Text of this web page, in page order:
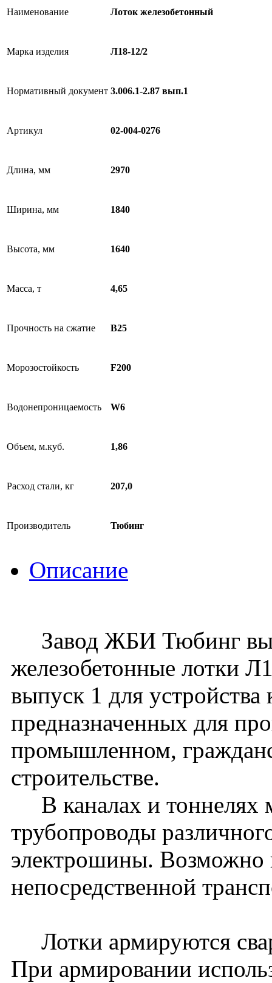
Наименование Лоток железобетонный
Марка изделия Л18-12/2
Нормативный документ 3.006.1-2.87 вып.1
Артикул 02-004-0276
Длина, мм 2970
Ширина, мм 1840
Высота, мм 1640
Масса, т 4,65
Прочность на сжатие B25
Морозостойкость F200
Водонепроницаемость W6
Объем, м.куб. 1,86
Расход стали, кг 207,0
Производитель Тюбинг
Описание
Завод ЖБИ Тюбинг
железобетонные лотки
выпуск 1 для устройства
предназначенных для
промышленном,
строительстве.
В каналах и тоннелях
трубопроводы
электрошины. Возможно
непосредственной
Лотки армируются
При армировании